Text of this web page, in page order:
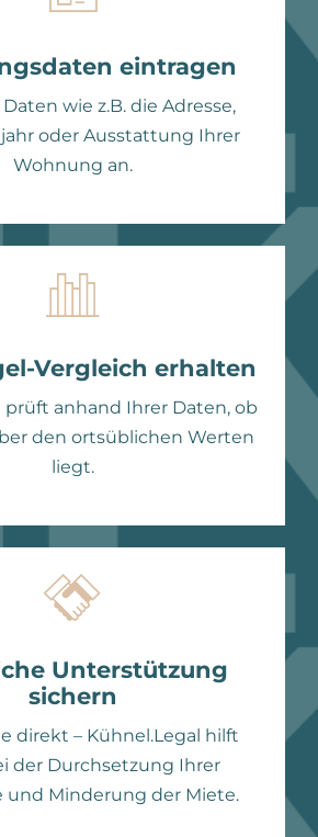
eintragen
wie z.B. die Adresse,
oder Ausstattung Ihrer
Wohnung an.
Vergleich erhalten
prüft anhand Ihrer Daten, ob
den ortsüblichen Werten
liegt.
Unterstützung
sichern
direkt – Kühnel.Legal hilft
der Durchsetzung Ihrer
und Minderung der Miete.